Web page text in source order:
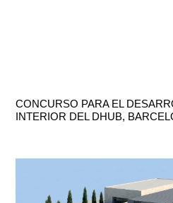
CONCURSO PARA EL
INTERIOR DEL DHUB,